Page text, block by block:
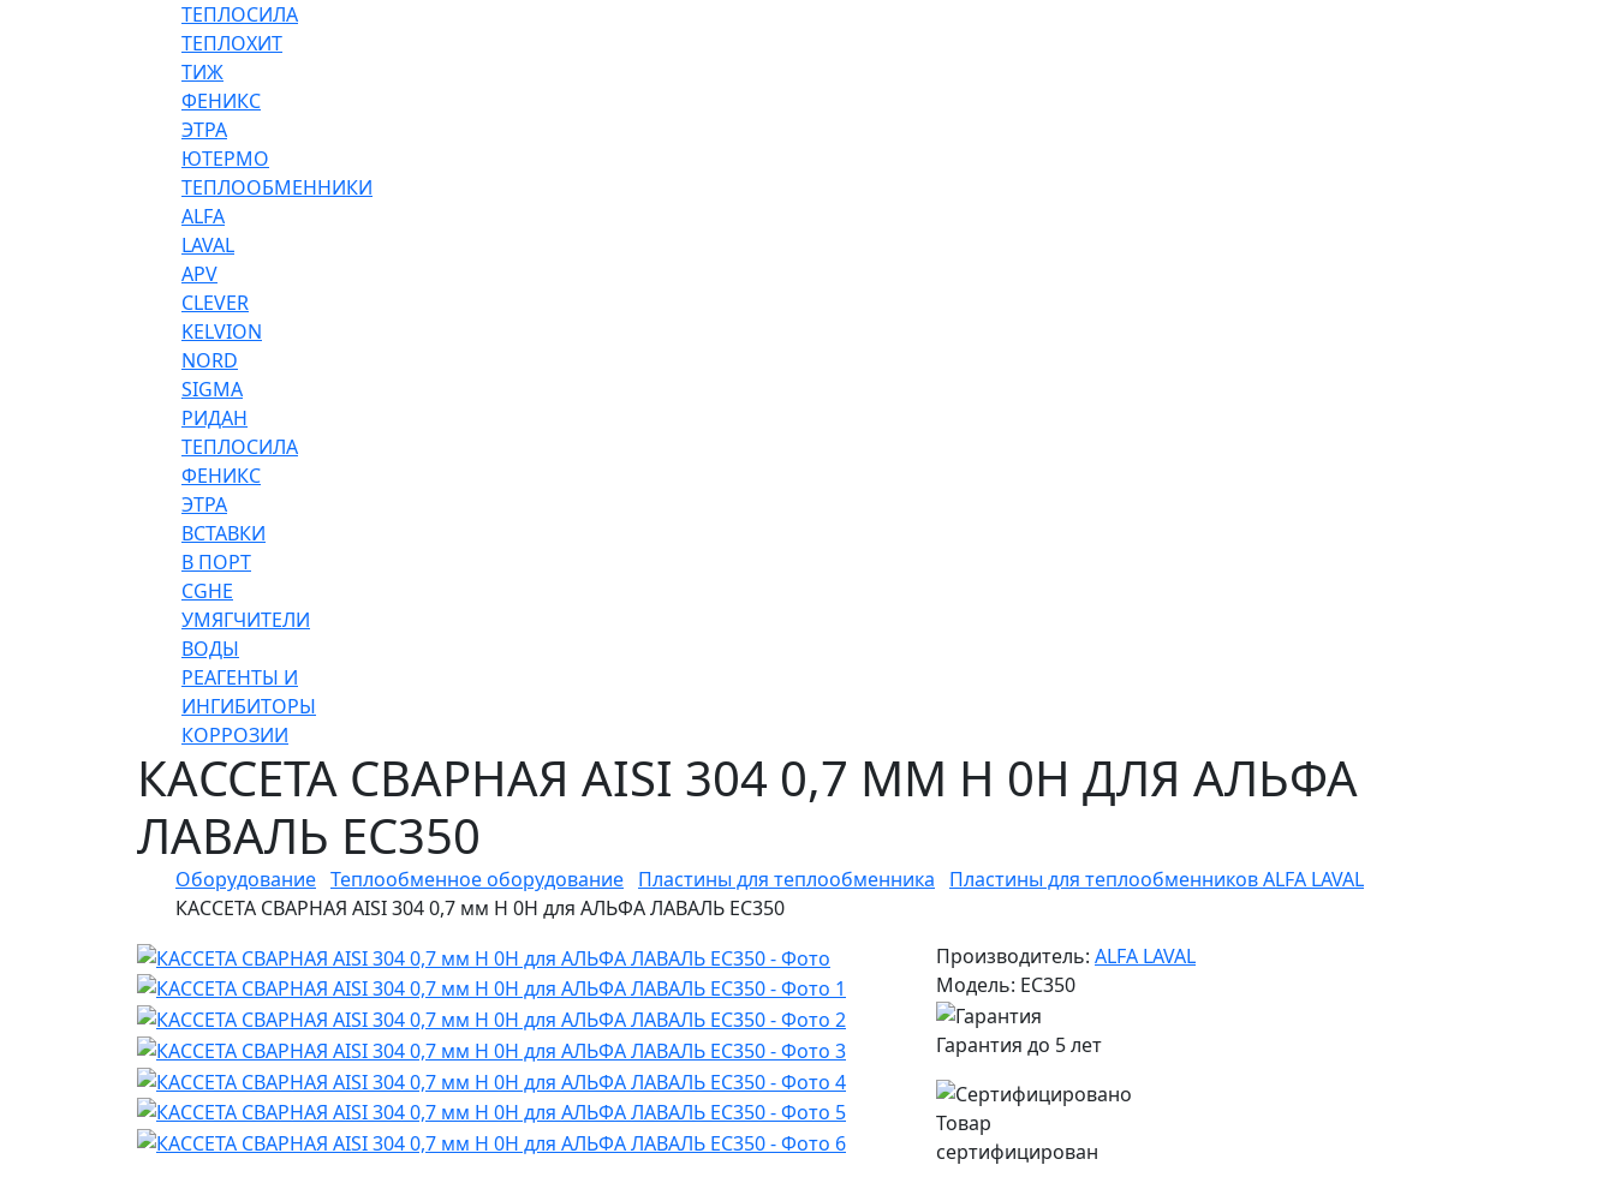
ТЕПЛОСИЛА
ТЕПЛОХИТ
ТИЖ
ФЕНИКС
ЭТРА
ЮТЕРМО
ТЕПЛООБМЕННИКИ
ALFA
LAVAL
APV
CLEVER
KELVION
NORD
SIGMA
РИДАН
ТЕПЛОСИЛА
ФЕНИКС
ЭТРА
ВСТАВКИ
В ПОРТ
CGHE
УМЯГЧИТЕЛИ
ВОДЫ
РЕАГЕНТЫ И
ИНГИБИТОРЫ
КОРРОЗИИ
КАССЕТА СВАРНАЯ AISI 304 0,7 ММ H 0H ДЛЯ АЛЬФА
ЛАВАЛЬ EC350
Оборудование Теплообменное оборудование Пластины для теплообменника
Пластины для теплообменников ALFA LAVAL
КАССЕТА СВАРНАЯ AISI 304 0,7 мм H 0H для АЛЬФА ЛАВАЛЬ EC350
Производитель: ALFA LAVAL
Модель: EC350
Гарантия до 5 лет
Товар
сертифицирован